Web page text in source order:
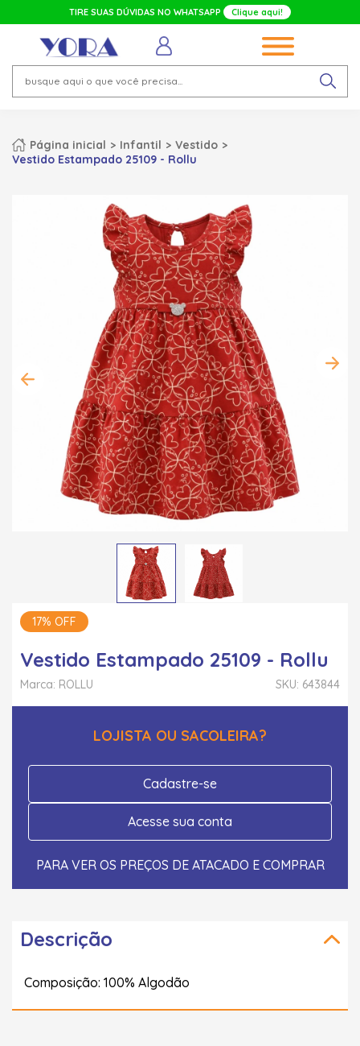
TIRE SUAS DÚVIDAS NO WHATSAPP Clique aqui!
Página inicial Infantil
Vestido
Vestido Estampado 25109 - Rollu
17% OFF
Vestido Estampado 25109 - Rollu
SKU: 643844
Marca: ROLLU
LOJISTA OU SACOLEIRA?
Cadastre-se
Acesse sua conta
PARA VER OS PREÇOS DE ATACADO E COMPRAR
Descrição
Composição: 100% Algodão